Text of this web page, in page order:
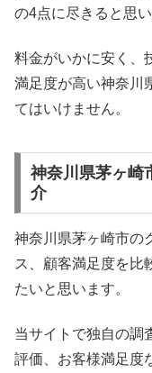
の4点に尽きると思い
料金がいかに安く、
満足度が高い神奈川
てはいけません。
神奈川県茅ヶ崎
介
神奈川県茅ヶ崎市の
ス、顧客満足度を比
たいと思います。
当サイトで独自の調
評価、お客様満足度